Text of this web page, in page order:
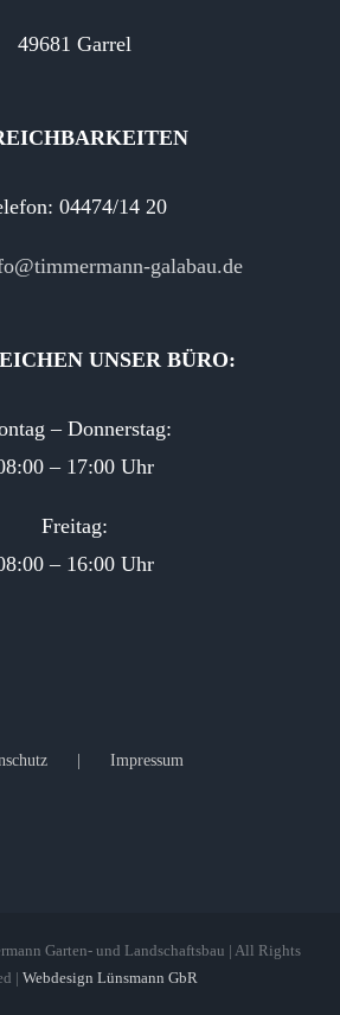
49681 Garrel
04474/14 20
galabau.de
UNSER BÜRO:
– Donnerstag:
– 17:00 Uhr
Freitag:
– 16:00 Uhr
Impressum
Garten- und Landschaftsbau | All Rights
| Webdesign Lünsmann GbR